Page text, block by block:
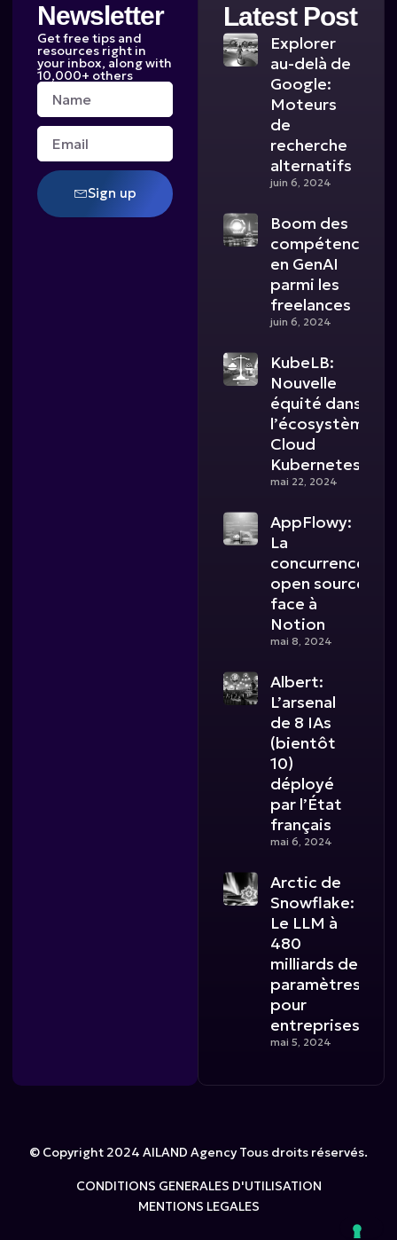
Newsletter
Get free tips and
resources right in
your inbox, along with
10,000+ others
Name
Email
Sign up
Latest Post
Explorer
au-delà de
Google:
Moteurs
de
recherche
alternatifs
juin 6, 2024
Boom des
compétences
en GenAI
parmi les
freelances
juin 6, 2024
KubeLB:
Nouvelle
équité dans
l’écosystème
Cloud
Kubernetes
mai 22, 2024
AppFlowy:
La
concurrence
open source
face à
Notion
mai 8, 2024
Albert:
L’arsenal
de 8 IAs
(bientôt
10)
déployé
par l’État
français
mai 6, 2024
Arctic de
Snowflake:
Le LLM à
480
milliards de
paramètres
pour
entreprises
mai 5, 2024
© Copyright 2024 AILAND Agency Tous droits réservés.
CONDITIONS GENERALES D'UTILISATION
MENTIONS LEGALES